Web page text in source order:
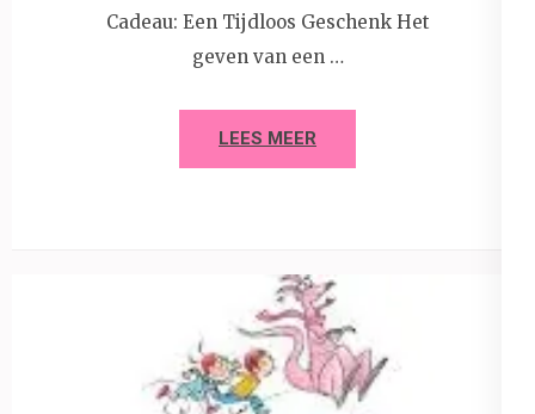
Cadeau: Een Tijdloos Geschenk Het
geven van een …
LEES MEER